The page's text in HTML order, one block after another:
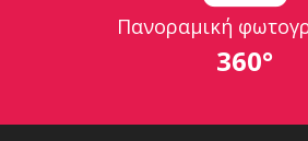
Πανοραμική
360°